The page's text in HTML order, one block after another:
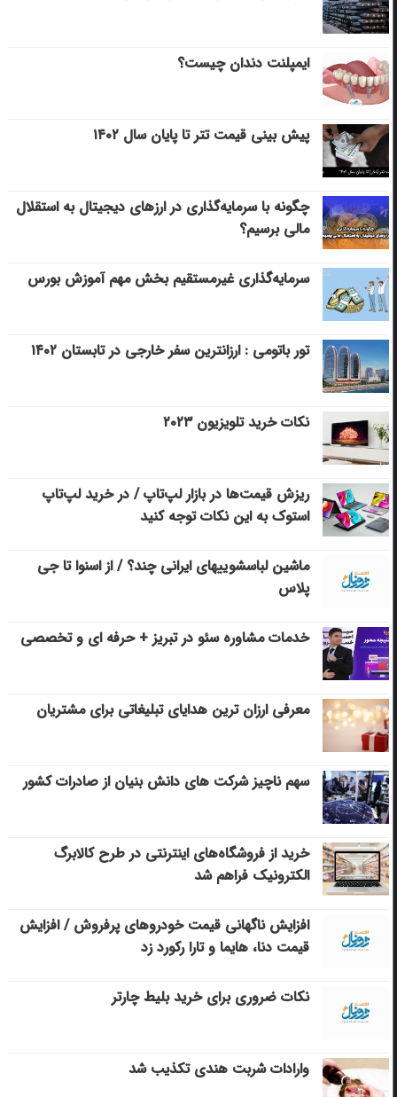
ایمپلنت دندان چیست؟
پیش بینی قیمت تتر تا پایان سال ۱۴۰۲
چگونه با سرمایه‌گذاری در ارزهای دیجیتال به استقلال
مالی برسیم؟
سرمایه‌گذاری غیرمستقیم بخش مهم آموزش بورس
تور باتومی : ارزانترین سفر خارجی در تابستان ۱۴۰۲
نکات خرید تلویزیون ۲۰۲۳
ریزش قیمت‌ها در بازار لپ‌تاپ / در خرید لپ‌تاپ
استوک به این نکات توجه کنید
ماشین لباسشویی‎های ایرانی چند؟ / از اسنوا تا جی
پلاس
خدمات مشاوره سئو در تبریز + حرفه ای و تخصصی
معرفی ارزان ترین هدایای تبلیغاتی برای مشتریان
سهم ناچیز شرکت های دانش بنیان از صادرات کشور
خرید از فروشگاه‌های اینترنتی در طرح کالابرگ
الکترونیک فراهم شد
افزایش ناگهانی قیمت خودروهای پرفروش / افزایش
قیمت دنا، هایما و تارا رکورد زد
نکات ضروری برای خرید بلیط چارتر
وارادات شربت هندی تکذیب شد